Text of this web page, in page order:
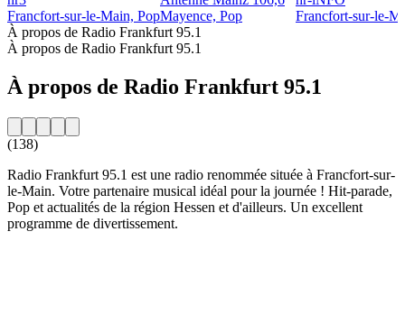
Francfort-sur-le-Main, PopMayence, Pop
Francfort-sur-le-
À propos de Radio Frankfurt 95.1
À propos de Radio Frankfurt 95.1
À propos de Radio Frankfurt 95.1
(138)
Radio Frankfurt 95.1 est une radio renommée située à Francfort-sur-
le-Main. Votre partenaire musical idéal pour la journée ! Hit-parade,
Pop et actualités de la région Hessen et d'ailleurs. Un excellent
programme de divertissement.